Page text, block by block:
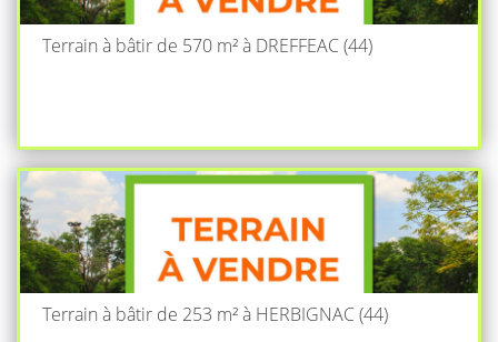
Terrain à bâtir de 570 m² à DREFFEAC (44)
Terrain à bâtir de 253 m² à HERBIGNAC (44)